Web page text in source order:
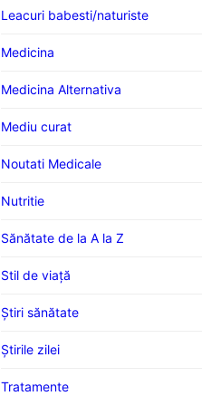
Leacuri babesti/naturiste
Medicina
Medicina Alternativa
Mediu curat
Noutati Medicale
Nutritie
Sănătate de la A la Z
Stil de viaţă
Ştiri sănătate
Știrile zilei
Tratamente